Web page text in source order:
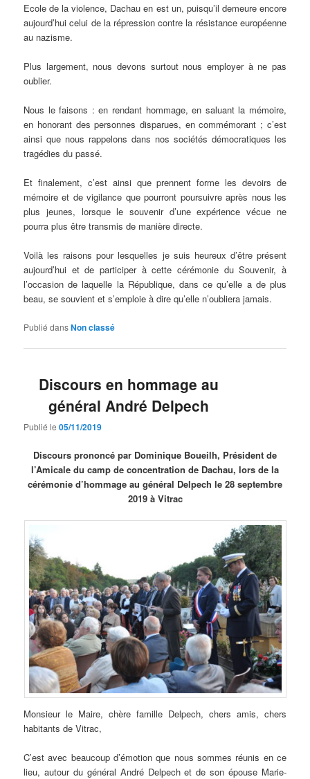
Ecole de la violence, Dachau en est un, puisqu’il demeure encore
aujourd’hui celui de la répression contre la résistance européenne
au nazisme.
Plus largement, nous devons surtout nous employer à ne pas
oublier.
Nous le faisons : en rendant hommage, en saluant la mémoire,
en honorant des personnes disparues, en commémorant ; c’est
ainsi que nous rappelons dans nos sociétés démocratiques les
tragédies du passé.
Et finalement, c’est ainsi que prennent forme les devoirs de
mémoire et de vigilance que pourront poursuivre après nous les
plus jeunes, lorsque le souvenir d’une expérience vécue ne
pourra plus être transmis de manière directe.
Voilà les raisons pour lesquelles je suis heureux d’être présent
aujourd’hui et de participer à cette cérémonie du Souvenir, à
l’occasion de laquelle la République, dans ce qu’elle a de plus
beau, se souvient et s’emploie à dire qu’elle n’oubliera jamais.
Publié dansNon classé
Discours en hommage au
général André Delpech
Publié le05/11/2019
Discours prononcé par Dominique Boueilh, Président de
l’Amicale du camp de concentration de Dachau, lors de la
cérémonie d’hommage au général Delpech le 28 septembre
2019 à Vitrac
Monsieur le Maire, chère famille Delpech, chers amis, chers
habitants de Vitrac,
C’est avec beaucoup d’émotion que nous sommes réunis en ce
lieu, autour du général André Delpech et de son épouse Marie-